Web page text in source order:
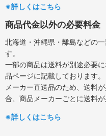
※詳しくはこちら
商品代金以外の必要料金
北海道・沖縄県・離島などの
す。
一部の商品は送料が別途必要
品ページに記載しております。
メーカー直送品のため、送料
合、商品メーカーごとに送料が
※詳しくはこちら